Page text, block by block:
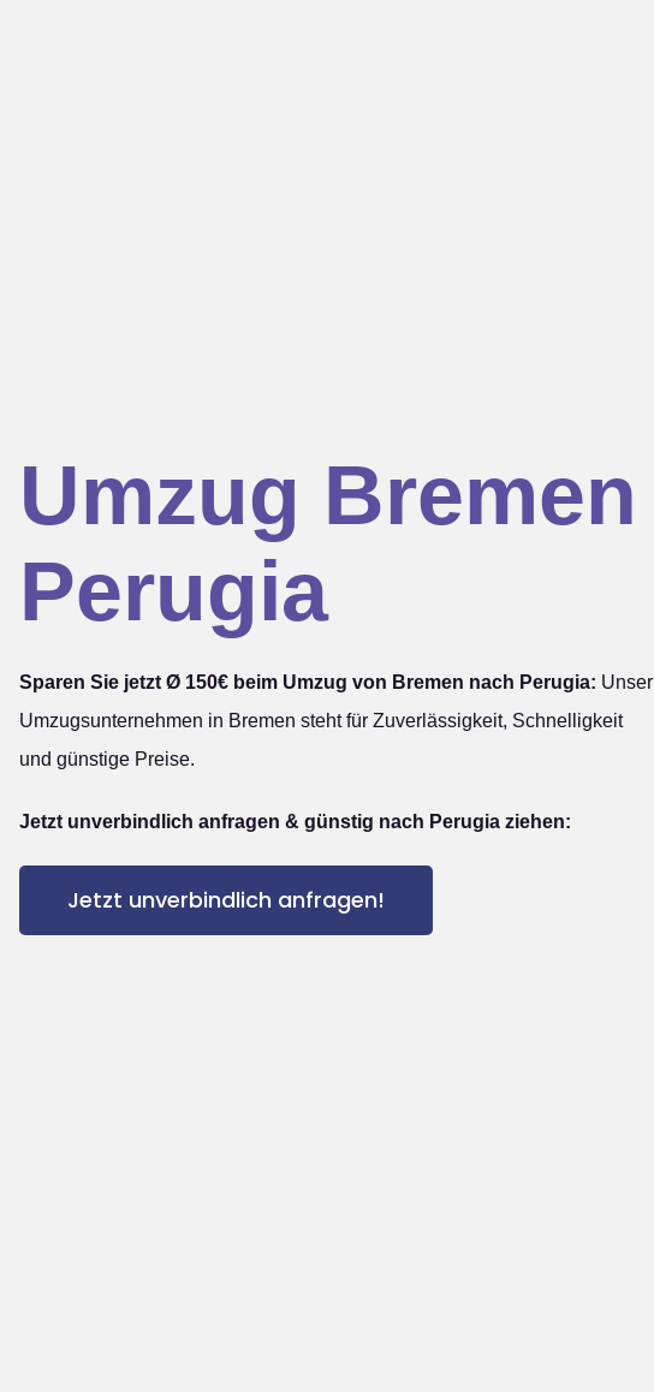
Umzug Bremen
Perugia
Sparen Sie jetzt Ø 150€ beim Umzug von Bremen nach Perugia: Unser
Umzugsunternehmen in Bremen steht für Zuverlässigkeit, Schnelligkeit
und günstige Preise.
Jetzt unverbindlich anfragen & günstig nach Perugia ziehen:
Jetzt unverbindlich anfragen!